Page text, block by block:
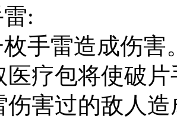
:
手雷造成伤害
医疗包将使破
伤害过的敌人